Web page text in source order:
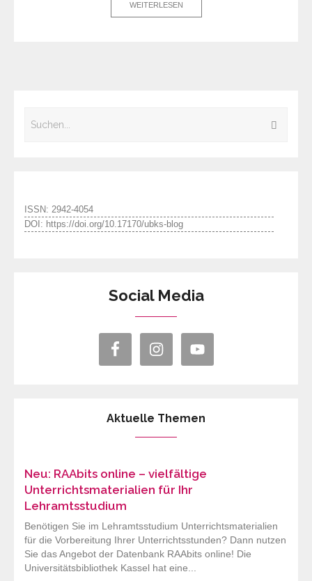
WEITERLESEN
ISSN: 2942-4054
DOI: https://doi.org/10.17170/ubks-blog
Social Media
Aktuelle Themen
Neu: RAAbits online – vielfältige
Unterrichtsmaterialien für Ihr
Lehramtsstudium
Benötigen Sie im Lehramtsstudium Unterrichtsmaterialien
für die Vorbereitung Ihrer Unterrichtsstunden? Dann nutzen
Sie das Angebot der Datenbank RAAbits online! Die
Universitätsbibliothek Kassel hat eine...